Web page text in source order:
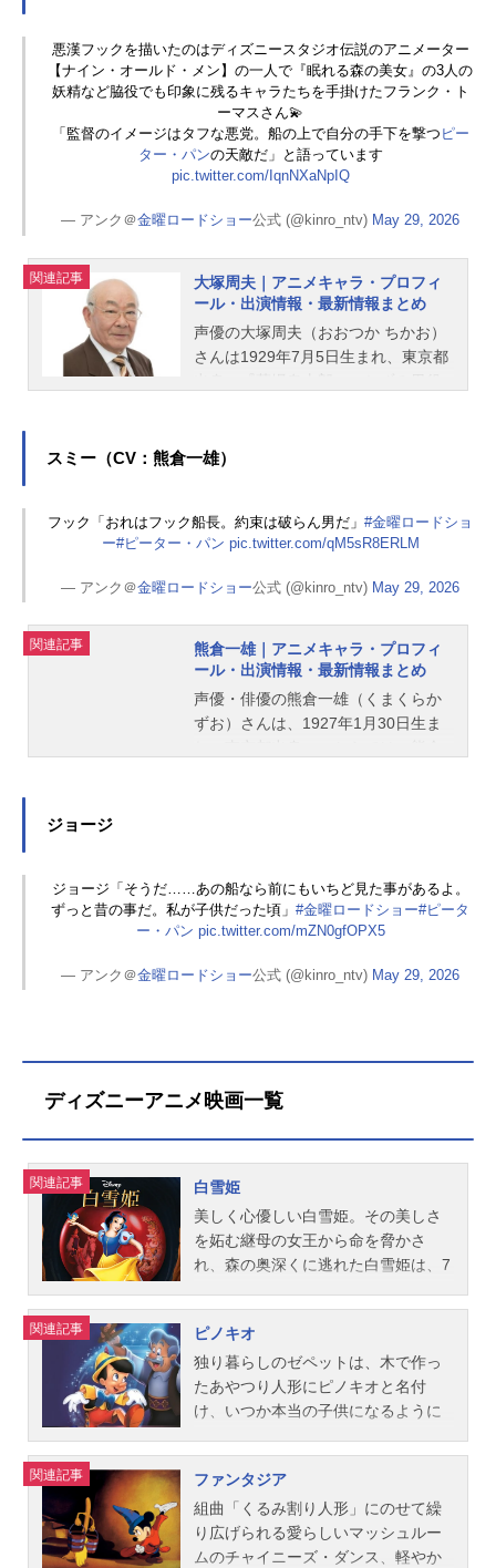
悪漢フックを描いたのはディズニースタジオ伝説のアニメーター
【ナイン・オールド・メン】の一人で『眠れる森の美女』の3人の
妖精など脇役でも印象に残るキャラたちを手掛けたフランク・ト
ーマスさん💫
「監督のイメージはタフな悪党。船の上で自分の手下を撃つ ピー
ター・パンの天敵だ」と語っています
pic.twitter.com/IqnNXaNpIQ
— アンク＠金曜ロードショー公式 (@kinro_ntv) May 29, 2026
関連記事
大塚周夫｜アニメキャラ・プロフィ
ール・出演情報・最新情報まとめ
声優の大塚周夫（おおつか ちかお）
さんは1929年7月5日生まれ、東京都
ーを演じています。こちらでは、大
スミー（CV：熊倉一雄）
フック「おれはフック船長。約束は破らん男だ」#金曜ロードショ
ー#ピーター・パン pic.twitter.com/qM5sR8ERLM
— アンク＠金曜ロードショー公式 (@kinro_ntv) May 29, 2026
関連記事
熊倉一雄｜アニメキャラ・プロフィ
ール・出演情報・最新情報まとめ
声優・俳優の熊倉一雄（くまくらか
ずお）さんは、1927年1月30日生ま
ジョージ
ジョージ「そうだ……あの船なら前にもいちど見た事があるよ。
ずっと昔の事だ。私が子供だった頃」#金曜ロードショー#ピータ
ー・パン pic.twitter.com/mZN0gfOPX5
— アンク＠金曜ロードショー公式 (@kinro_ntv) May 29, 2026
ディズニーアニメ映画一覧
関連記事
白雪姫
美しく心優しい白雪姫。その美しさ
を妬む継母の女王から命を脅かさ
れ、森の奥深くに逃れた白雪姫は、7
け、くしゃみ、てれすけ、ごきげ
ん、先生、おこりんぼ―と出会い、
一緒に暮らし始めます。ある日、老
婆に姿を変えた女王が訪ねて来て、
毒リンゴを口にしてしまった白雪
こびとたちの元に王子様が現れ
て…。作品名白雪姫放送形態劇場版
アニメスケジュール1950年9月26日
（火）※吹替えでの公開は1958年キ
ャスト【1958年公開版】白雪姫：富
関連記事
ピノキオ
独り暮らしのゼペットは、木で作っ
たあやつり人形にピノキオと名付
け、いつか本当の子供になるように
晩、妖精が現れてピノキオに命を授
けます。そして、“良心”ジミニー・ク
リケットに従って、勇敢で正直で思
いやりがあれば、本物の子供になれ
ると告げるのです。ところが、ピノ
関連記事
ファンタジア
組曲「くるみ割り人形」にのせて繰
り広げられる愛らしいマッシュルー
ムのチャイニーズ・ダンス、軽やか